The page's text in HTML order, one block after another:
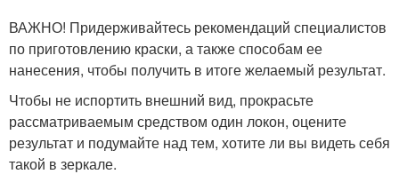
ВАЖНО! Придерживайтесь рекомендаций специалистов
по приготовлению краски, а также способам ее
нанесения, чтобы получить в итоге желаемый результат.
Чтобы не испортить внешний вид, прокрасьте
рассматриваемым средством один локон, оцените
результат и подумайте над тем, хотите ли вы видеть себя
такой в зеркале.